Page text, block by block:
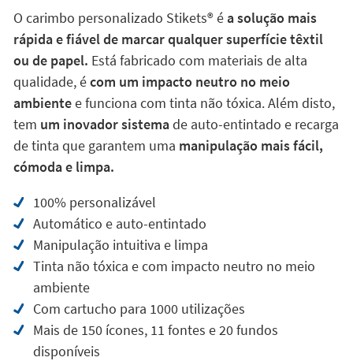
O carimbo personalizado Stikets®️ éa solução mais
rápida e fiável de marcar qualquer superfície têxtil
ou de papel. Está fabricado com materiais de alta
qualidade, écom um impacto neutro no meio
ambientee funciona com tinta não tóxica. Além disto,
tem um inovador sistemade auto-entintado e recarga
de tinta que garantem uma manipulação mais fácil,
cómoda e limpa.
100% personalizável
Automático e auto-entintado
Manipulação intuitiva e limpa
Tinta não tóxica e com impacto neutro no meio
ambiente
Com cartucho para 1000 utilizações
Mais de 150 ícones, 11 fontes e 20 fundos
disponíveis